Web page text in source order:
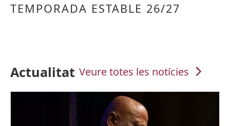
TEMPORADA ESTABLE 26/27
Actualitat Veure totes les notícies